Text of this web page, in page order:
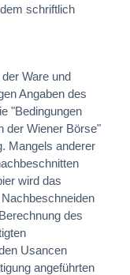
schriftlich
Ware und
Angaben des
"Bedingungen
der Wiener Börse"
Mangels anderer
wird das
des
Usancen
angeführten